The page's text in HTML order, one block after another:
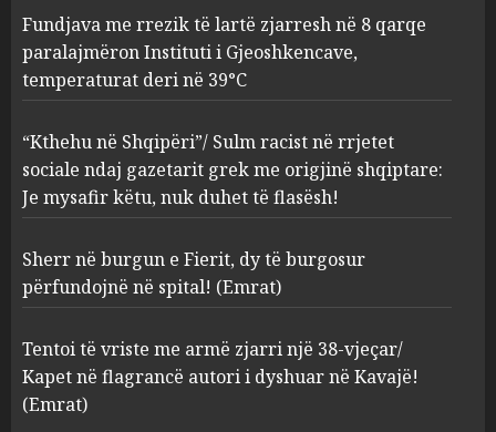
“Kthehu në Shqipëri”/ Sulm
racist në rrjetet sociale ndaj
gazetarit grek me origjinë
shqiptare: Je mysafir këtu,
nuk duhet të flasësh!
AUGUST 8, 2026
burgosur përfundojnë në
spital! (Emrat)
AUGUST 8, 2026
Fundjava me rrezik të lartë zjarresh në 8 qarqe
paralajmëron Instituti i Gjeoshkencave,
temperaturat deri në 39°C
“Kthehu në Shqipëri”/ Sulm racist në rrjetet
sociale ndaj gazetarit grek me origjinë shqiptare:
Je mysafir këtu, nuk duhet të flasësh!
Sherr në burgun e Fierit, dy të burgosur
përfundojnë në spital! (Emrat)
Tentoi të vriste me armë zjarri një 38-vjeçar/
Kapet në flagrancë autori i dyshuar në Kavajë!
(Emrat)